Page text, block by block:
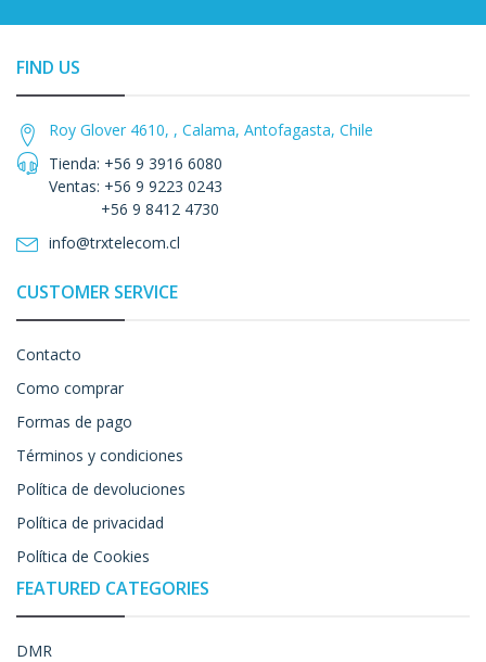
FIND US
Roy Glover 4610, , Calama, Antofagasta, Chile
Tienda: +56 9 3916 6080
Ventas: +56 9 9223 0243
+56 9 8412 4730
info@trxtelecom.cl
CUSTOMER SERVICE
Contacto
Como comprar
Formas de pago
Términos y condiciones
Política de devoluciones
Política de privacidad
Política de Cookies
FEATURED CATEGORIES
DMR